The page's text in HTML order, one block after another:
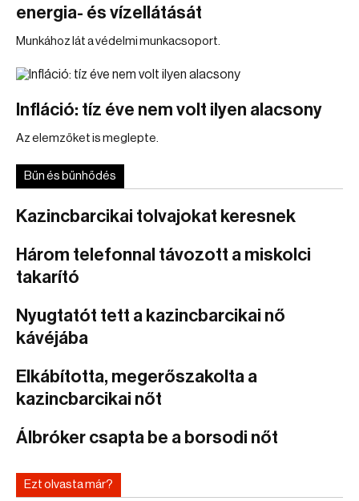
energia- és vízellátását
Munkához lát a védelmi munkacsoport.
Infláció: tíz éve nem volt ilyen alacsony
Az elemzőket is meglepte.
Bűn és bűnhődés
Kazincbarcikai tolvajokat keresnek
Három telefonnal távozott a miskolci
takarító
Nyugtatót tett a kazincbarcikai nő
kávéjába
Elkábította, megerőszakolta a
kazincbarcikai nőt
Álbróker csapta be a borsodi nőt
Ezt olvasta már?